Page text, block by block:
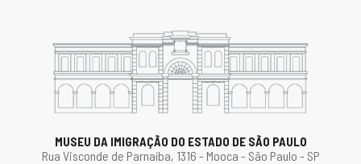
MUSEU DA IMIGRAÇÃO DO ESTADO DE SÃO PAULO
Rua Visconde de Parnaíba, 1316 - Mooca - São Paulo - SP